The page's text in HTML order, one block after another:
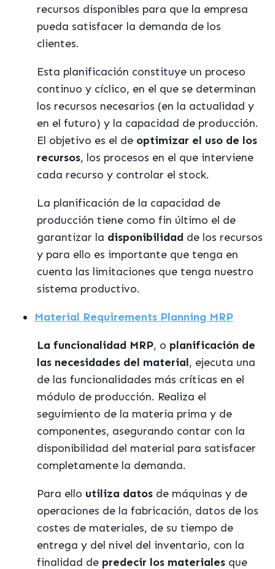
recursos disponibles para que la empresa
pueda satisfacer la demanda de los
clientes.
Esta planificación constituye un proceso
continuo y cíclico, en el que se determinan
los recursos necesarios (en la actualidad y
en el futuro) y la capacidad de producción.
El objetivo es el de optimizar el uso de los
recursos, los procesos en el que interviene
cada recurso y controlar el stock.
La planificación de la capacidad de
producción tiene como fin último el de
garantizar la disponibilidad de los recursos
y para ello es importante que tenga en
cuenta las limitaciones que tenga nuestro
sistema productivo.
Material Requirements Planning MRP
La funcionalidad MRP, o planificación de
las necesidades del material, ejecuta una
de las funcionalidades más críticas en el
módulo de producción. Realiza el
seguimiento de la materia prima y de
componentes, asegurando contar con la
disponibilidad del material para satisfacer
completamente la demanda.
Para ello utiliza datos de máquinas y de
operaciones de la fabricación, datos de los
costes de materiales, de su tiempo de
entrega y del nivel del inventario, con la
finalidad de predecir los materiales que